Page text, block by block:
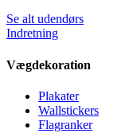
Se alt udendørs
Indretning
Vægdekoration
Plakater
Wallstickers
Flagranker